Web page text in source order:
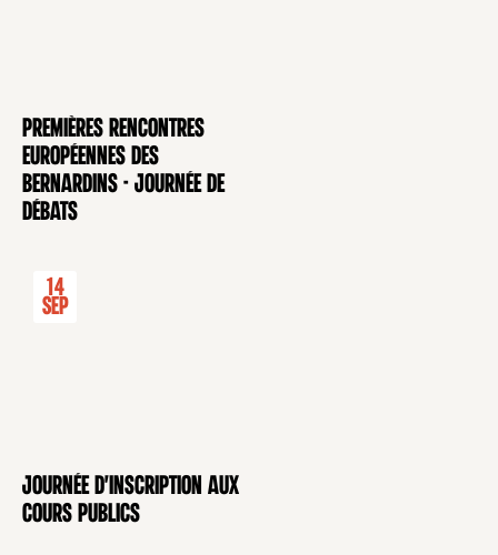
CONFÉRENCE
Premières rencontres
européennes des
Bernardins - Journée de
débats
CONFÉRENCE
14
Sep
Journée d'inscription aux
cours publics